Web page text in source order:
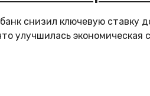
снизил ключевую ставку
улучшилась экономическая